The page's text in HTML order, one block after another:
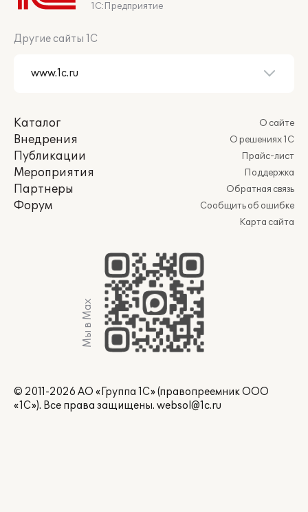
1С:Предприятие
Другие сайты 1С
Каталог
Внедрения
Публикации
Мероприятия
Партнеры
Форум
О сайте
О решениях 1С
Прайс-лист
Поддержка
Обратная связь
Сообщить об ошибке
Карта сайта
Мы в Max
© 2011-2026 АО «Группа 1С» (правопреемник ООО
«1С»). Все права защищены. websol@1c.ru